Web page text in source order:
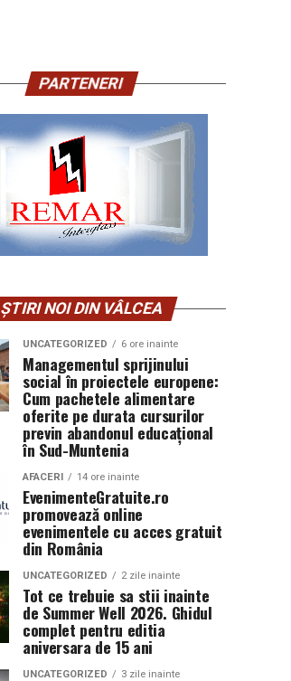
PARTENERI
ȘTIRI NOI DIN VÂLCEA
UNCATEGORIZED 6 ore inainte
Managementul sprijinului
social în proiectele europene:
Cum pachetele alimentare
oferite pe durata cursurilor
previn abandonul educațional
în Sud-Muntenia
AFACERI 14 ore inainte
EvenimenteGratuite.ro
promovează online
evenimentele cu acces gratuit
din România
UNCATEGORIZED 2 zile inainte
Tot ce trebuie sa stii inainte
de Summer Well 2026. Ghidul
complet pentru editia
aniversara de 15 ani
UNCATEGORIZED 3 zile inainte